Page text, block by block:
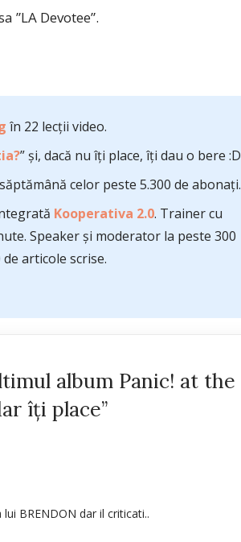
”LA Devotee”.
în 22 lecții video.
” și, dacă nu îți place, îți dau o bere :D
celor peste 5.300 de abonați.
Kooperativa 2.0. Trainer cu
Speaker și moderator la peste 300
articole scrise.
album Panic! at the
îți place”
BRENDON dar il criticati..